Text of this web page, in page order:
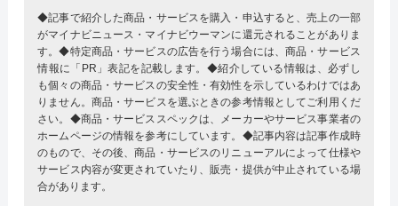
◆記事で紹介した商品・サービスを購入・申込すると、売上の一部
がマイナビニュース・マイナビウーマンに還元されることがありま
す。◆特定商品・サービスの広告を行う場合には、商品・サービス
情報に「PR」表記を記載します。◆紹介している情報は、必ずし
も個々の商品・サービスの安全性・有効性を示しているわけではあ
りません。商品・サービスを選ぶときの参考情報としてご利用くだ
さい。◆商品・サービススペックは、メーカーやサービス事業者の
ホームページの情報を参考にしています。◆記事内容は記事作成時
のもので、その後、商品・サービスのリニューアルによって仕様や
サービス内容が変更されていたり、販売・提供が中止されている場
合があります。